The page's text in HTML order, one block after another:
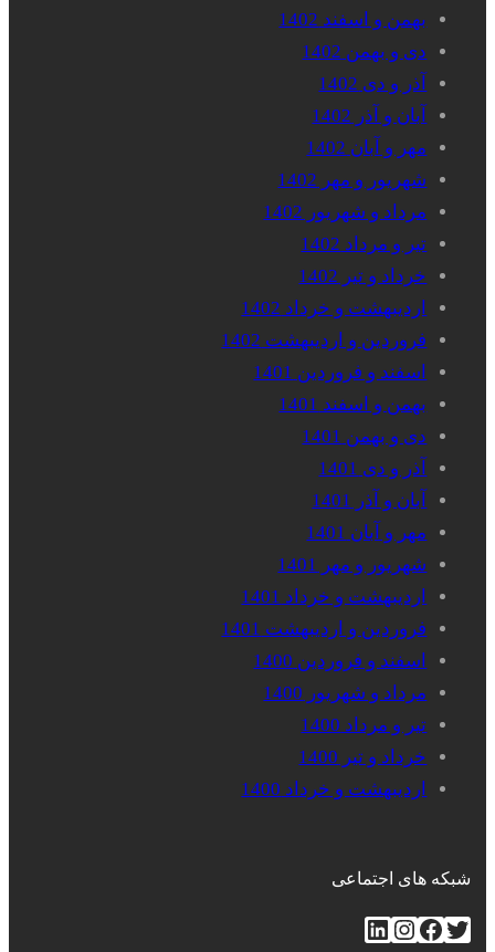
بهمن و اسفند 1402
دی و بهمن 1402
آذر و دی 1402
آبان و آذر 1402
مهر و آبان 1402
شهریور و مهر 1402
مرداد و شهریور 1402
تیر و مرداد 1402
خرداد و تیر 1402
اردیبهشت و خرداد 1402
فروردین و اردیبهشت 1402
اسفند و فروردین 1401
بهمن و اسفند 1401
دی و بهمن 1401
آذر و دی 1401
آبان و آذر 1401
مهر و آبان 1401
شهریور و مهر 1401
اردیبهشت و خرداد 1401
فروردین و اردیبهشت 1401
اسفند و فروردین 1400
مرداد و شهریور 1400
تیر و مرداد 1400
خرداد و تیر 1400
اردیبهشت و خرداد 1400
شبکه های اجتماعی
توییتر فیس‌بوکاینستاگرم لینکداین